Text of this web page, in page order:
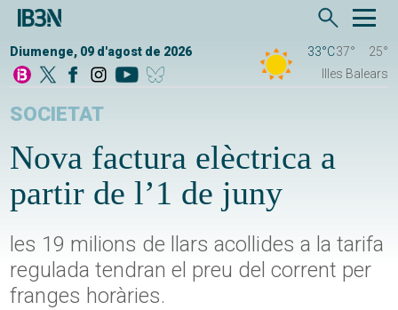
Diumenge, 09 d'agost de 2026 33°C37°
25°
Illes Balears
SOCIETAT
Nova factura elèctrica a
partir de l’1 de juny
les 19 milions de llars acollides a la tarifa
regulada tendran el preu del corrent per
franges horàries.